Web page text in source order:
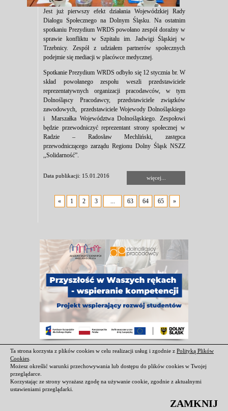
Jest już pierwszy efekt działania Wojewódzkiej Rady
Dialogu Społecznego na Dolnym Śląsku. Na ostatnim
spotkaniu Prezydium WRDS powołano zespół doraźny w
sprawie konfliktu w Szpitalu im. Jadwigi Śląskiej w
Trzebnicy. Zespół z udziałem partnerów społecznych
podejmie się mediacji w placówce medycznej.
Spotkanie Prezydium WRDS odbyło się 12 stycznia br. W
skład powołanego zespołu weszli przedstawiciele
reprezentatywnych organizacji pracodawców, w tym
Dolnośląscy Pracodawcy, przedstawiciele związków
zawodowych, przedstawiciele Wojewody Dolnośląskiego
i Marszałka Województwa Dolnośląskiego. Zespołowi
będzie przewodniczyć reprezentant strony społecznej w
Radzie – Radosław Mechliński, zastępca
przewodniczącego zarządu Regionu Dolny Śląsk NSZZ
,,Solidarność”.
Data publikacji: 15.01.2016 więcej...
« 1 2 3 ... 63 64 65 »
Ta strona korzysta z plików cookies w celu realizacji usług i zgodnie z Polityką Plików
Cookies
Możesz określić warunki przechowywania lub dostępu do plików cookies w Twojej
przeglądarce.
Korzystając ze strony wyrażasz zgodę na używanie cookie, zgodnie z aktualnymi
ustawieniami przeglądarki.
ZAMKNIJ